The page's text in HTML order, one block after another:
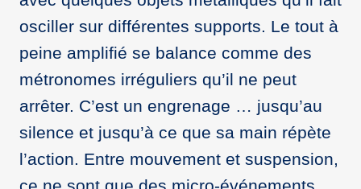
osciller sur différentes supports. Le tout à
peine amplifié se balance comme des
métronomes irréguliers qu’il ne peut
arrêter. C’est un engrenage … jusqu’au
silence et jusqu’à ce que sa main répète
l’action. Entre mouvement et suspension,
ce ne sont que des micro-événements,